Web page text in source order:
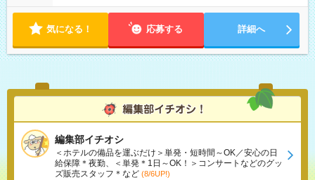
気になる！ 応募する 詳細へ
編集部イチオシ
＜ホテルの備品を運ぶだけ＞単発・短時間～OK／安心の日
給保障＊夜勤、＜単発＊1日～OK！＞コンサートなどのグッ
ズ販売スタッフ＊など (8/6UP!)